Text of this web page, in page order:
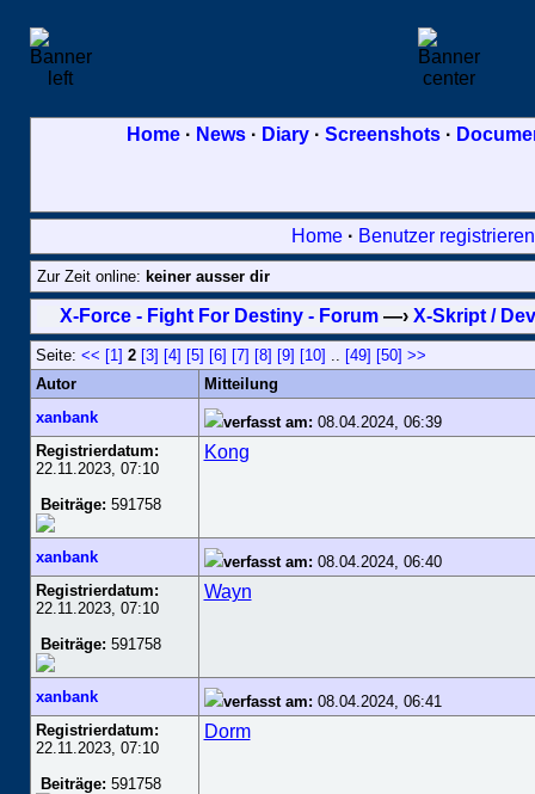
Home · News · Diary · Screenshots ·
Home · Benutzer registrieren
Zur Zeit online: keiner ausser dir
X-Force - Fight For Destiny - Forum —› X-Skript /
Seite: << [1] 2 [3] [4] [5] [6] [7] [8] [9] [10] .. [49] [50] >>
Autor
Mitteilung
xanbank
verfasst am: 08.04.2024, 06:39
Registrierdatum:
22.11.2023, 07:10
Beiträge: 591758
Kong
xanbank verfasst am: 08.04.2024, 06:40
Registrierdatum:
22.11.2023, 07:10
Beiträge: 591758
Wayn
xanbank verfasst am: 08.04.2024, 06:41
Registrierdatum:
22.11.2023, 07:10
Beiträge: 591758
Dorm